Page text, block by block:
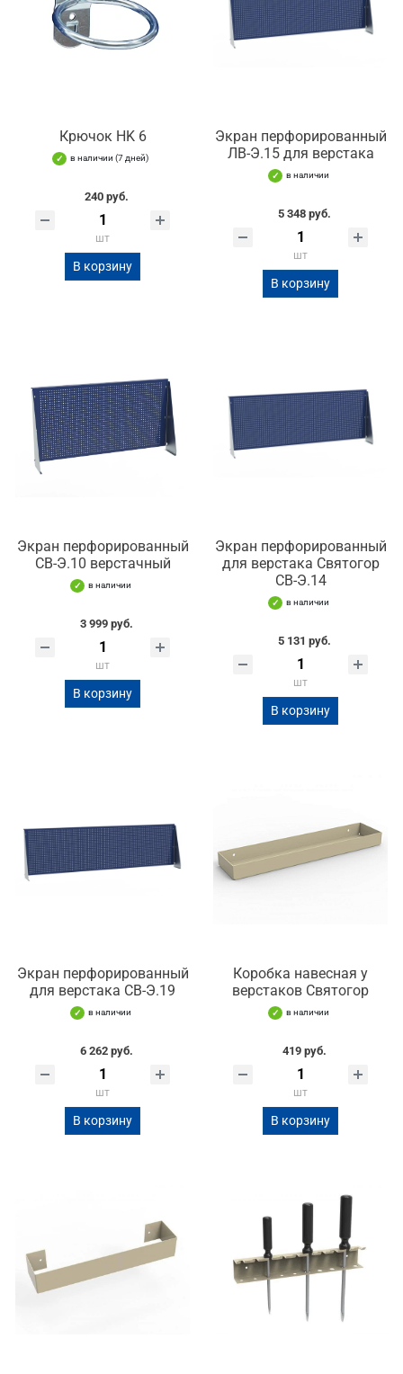
Крючок HK 6
в наличии (7 дней)
240 руб.
шт
В корзину
Экран перфорированный
ЛВ-Э.15 для верстака
в наличии
5 348 руб.
шт
В корзину
Экран перфорированный
СВ-Э.10 верстачный
в наличии
3 999 руб.
шт
В корзину
Экран перфорированный
для верстака Святогор
СВ-Э.14
в наличии
5 131 руб.
шт
В корзину
Экран перфорированный
для верстака СВ-Э.19
в наличии
6 262 руб.
шт
В корзину
Коробка навесная у
верстаков Святогор
в наличии
419 руб.
шт
В корзину